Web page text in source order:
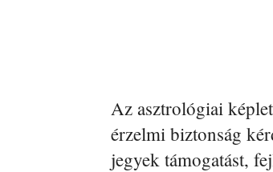
Az asztrológiai
érzelmi biztonság
jegyek támogatást,